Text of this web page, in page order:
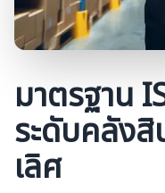
มาตรฐาน
ระดับคลังสิ
เลิศ